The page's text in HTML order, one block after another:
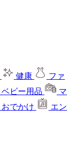
健康
ファ
ベビー用品
マ
おでかけ
エン